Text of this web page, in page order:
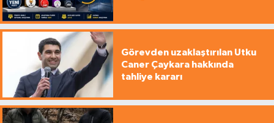
Görevden uzaklaştırılan Utku
Caner Çaykara hakkında
tahliye kararı